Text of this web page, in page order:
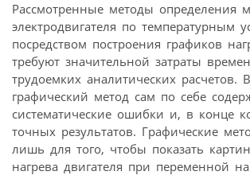
Рассмотренные методы определения
электродвигателя по температурным
посредством построения графиков
требуют значительной затраты
трудоемких аналитических расчетов.
графический метод сам по себе
систематические ошибки и, в конце
точных результатов. Графические
лишь для того, чтобы показать
нагрева двигателя при переменной